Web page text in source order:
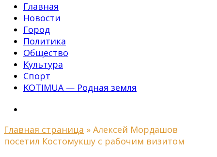
Главная
Новости
Город
Политика
Общество
Культура
Спорт
KOTIMUA — Родная земля
Главная страница » Алексей Мордашов
посетил Костомукшу с рабочим визитом